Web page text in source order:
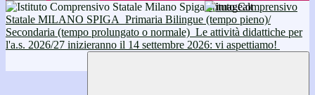
Istituto Comprensivo
Statale MILANO SPIGA Primaria Bilingue (tempo pieno)/
Secondaria (tempo prolungato o normale) Le attività didattiche per
l'a.s. 2026/27 inizieranno il 14 settembre 2026: vi aspettiamo!